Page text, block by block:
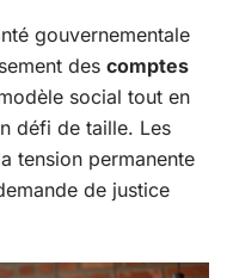
gouvernementale
des comptes
social tout en
défi de taille. Les
tension permanente
de justice